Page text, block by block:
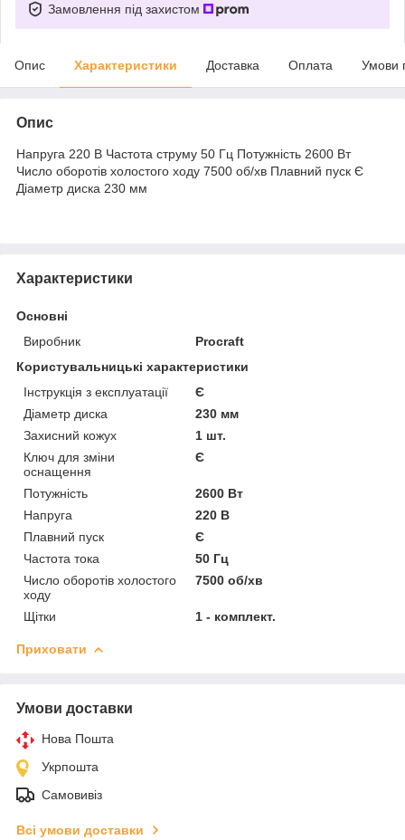
Замовлення під захистом
Опис Характеристики Доставка Оплата Умови
Опис
Напруга 220 В Частота струму 50 Гц Потужність 2600 Вт
Число оборотів холостого ходу 7500 об/хв Плавний пуск Є
Діаметр диска 230 мм
Характеристики
Основні
Виробник
Procraft
Користувальницькі характеристики
Інструкція з експлуатації
Є
Діаметр диска
230 мм
Захисний кожух
1 шт.
Ключ для зміни
оснащення
Є
Потужність
2600 Вт
Напруга
220 В
Плавний пуск
Є
Частота тока
50 Гц
Число оборотів холостого
ходу
7500 об/хв
Щітки 1 - комплект.
Приховати
Умови доставки
Нова Пошта
Укрпошта
Самовивіз
Всі умови доставки